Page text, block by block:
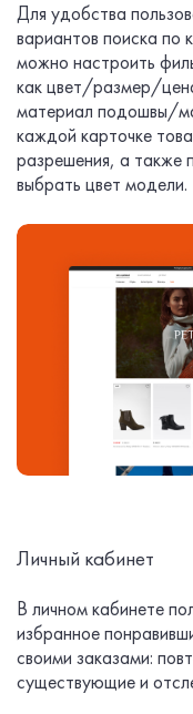
Для удобства
вариантов поиска по
можно настроить
как цвет/размер/
материал подошвы/
каждой карточке
разрешения, а также
выбрать цвет модели.
Личный кабинет
В личном кабинете
избранное
своими заказами:
существующие и